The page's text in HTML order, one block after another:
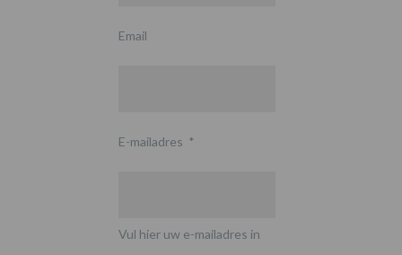
Email
E-mailadres *
Vul hier uw e-mailadres in